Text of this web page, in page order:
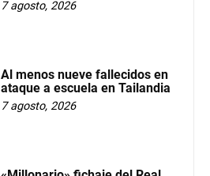
7 agosto, 2026
Al menos nueve fallecidos en
ataque a escuela en Tailandia
7 agosto, 2026